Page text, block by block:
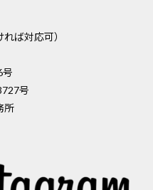
ば対応可）
号
所